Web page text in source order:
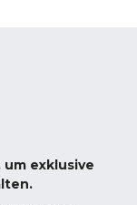
exklusive